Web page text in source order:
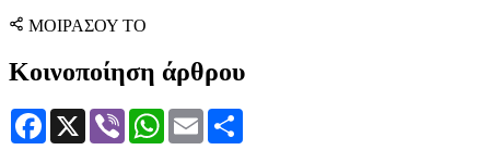
ΜΟΙΡΑΣΟΥ ΤΟ
Κοινοποίηση άρθρου
Facebook
X Viber WhatsApp
Email